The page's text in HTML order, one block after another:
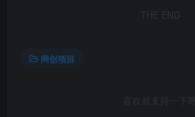
THE END
网创项目
喜欢就支持一下吧